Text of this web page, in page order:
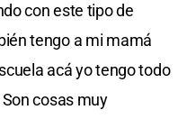
con este tipo de
tengo a mi mamá
acá yo tengo todo
cosas muy